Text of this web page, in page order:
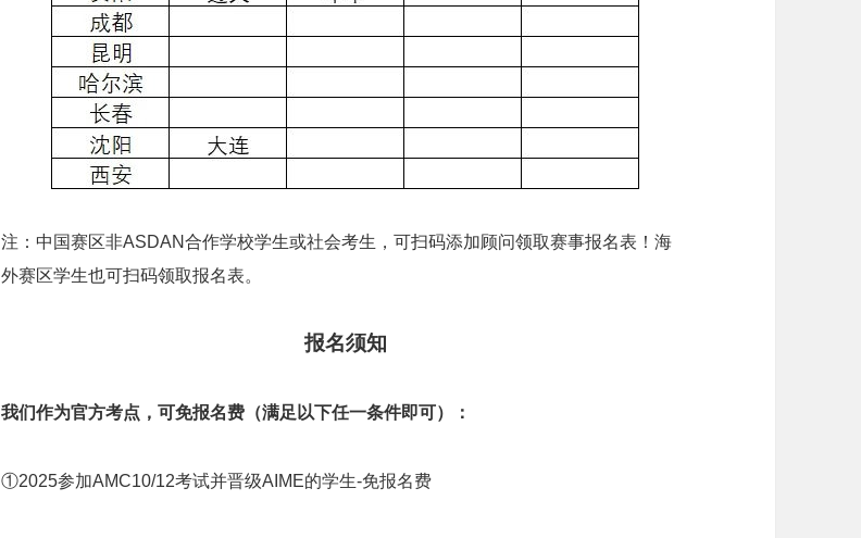
注：中国赛区非ASDAN合作学校学生或社会考生，可扫码添加顾问领取赛事报名表！海
外赛区学生也可扫码领取报名表。
报名须知
我们作为官方考点，可免报名费（满足以下任一条件即可）：
①2025参加AMC10/12考试并晋级AIME的学生-免报名费